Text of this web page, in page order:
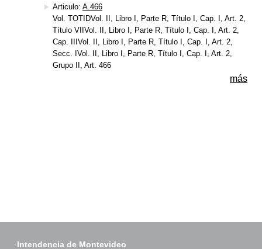
Articulo: A.466
Vol. TOTIDVol. II, Libro I, Parte R, Título I, Cap. I, Art. 2,
Título VIIVol. II, Libro I, Parte R, Título I, Cap. I, Art. 2,
Cap. IIIVol. II, Libro I, Parte R, Título I, Cap. I, Art. 2,
Secc. IVol. II, Libro I, Parte R, Título I, Cap. I, Art. 2,
Grupo II, Art. 466
más
Intendencia de Montevideo